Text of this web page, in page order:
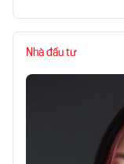
Nhà đầu tư